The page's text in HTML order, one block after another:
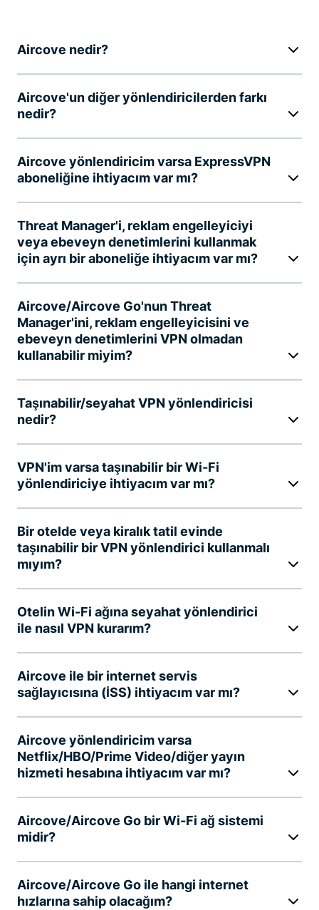
Aircove nedir?
Aircove'un diğer yönlendiricilerden farkı
nedir?
Aircove yönlendiricim varsa ExpressVPN
aboneliğine ihtiyacım var mı?
Threat Manager'i, reklam engelleyiciyi
veya ebeveyn denetimlerini kullanmak
için ayrı bir aboneliğe ihtiyacım var mı?
Aircove/Aircove Go'nun Threat
Manager'ini, reklam engelleyicisini ve
ebeveyn denetimlerini VPN olmadan
kullanabilir miyim?
Taşınabilir/seyahat VPN yönlendiricisi
nedir?
VPN'im varsa taşınabilir bir Wi-Fi
yönlendiriciye ihtiyacım var mı?
Bir otelde veya kiralık tatil evinde
taşınabilir bir VPN yönlendirici kullanmalı
mıyım?
Otelin Wi-Fi ağına seyahat yönlendirici
ile nasıl VPN kurarım?
Aircove ile bir internet servis
sağlayıcısına (İSS) ihtiyacım var mı?
Aircove yönlendiricim varsa
Netflix/HBO/Prime Video/diğer yayın
hizmeti hesabına ihtiyacım var mı?
Aircove/Aircove Go bir Wi-Fi ağ sistemi
midir?
Aircove/Aircove Go ile hangi internet
hızlarına sahip olacağım?